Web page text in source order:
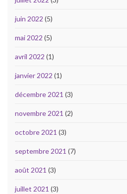
juin 2022 (5)
mai 2022 (5)
avril 2022 (1)
janvier 2022 (1)
décembre 2021 (3)
novembre 2021 (2)
octobre 2021 (3)
septembre 2021 (7)
août 2021 (3)
juillet 2021 (3)